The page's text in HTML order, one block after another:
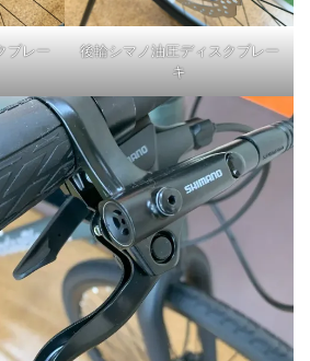
ブレー
後輪シマノ油圧ディスクブレー
キ